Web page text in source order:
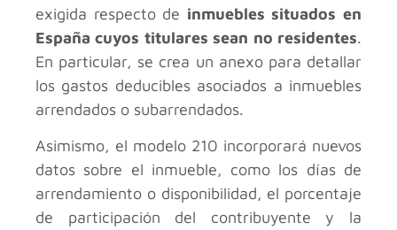
exigida respecto de inmuebles situados en
España cuyos titulares sean no residentes.
En particular, se crea un anexo para detallar
los gastos deducibles asociados a inmuebles
arrendados o subarrendados.
Asimismo, el modelo 210 incorporará nuevos
datos sobre el inmueble, como los días de
arrendamiento o disponibilidad, el porcentaje
de participación del contribuyente y la